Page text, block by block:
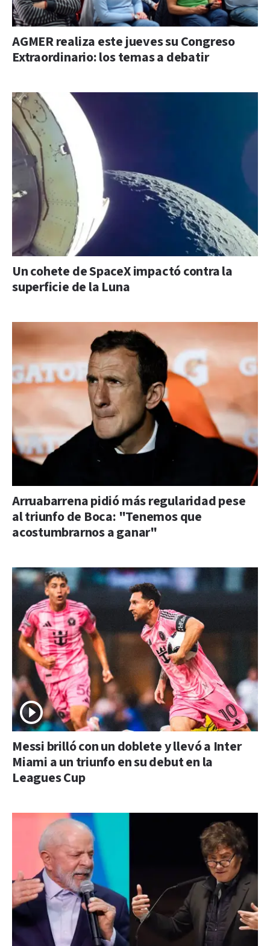
AGMER realiza este jueves su Congreso
Extraordinario: los temas a debatir
Un cohete de SpaceX impactó contra la
superficie de la Luna
Arruabarrena pidió más regularidad pese
al triunfo de Boca: "Tenemos que
acostumbrarnos a ganar"
Messi brilló con un doblete y llevó a Inter
Miami a un triunfo en su debut en la
Leagues Cup